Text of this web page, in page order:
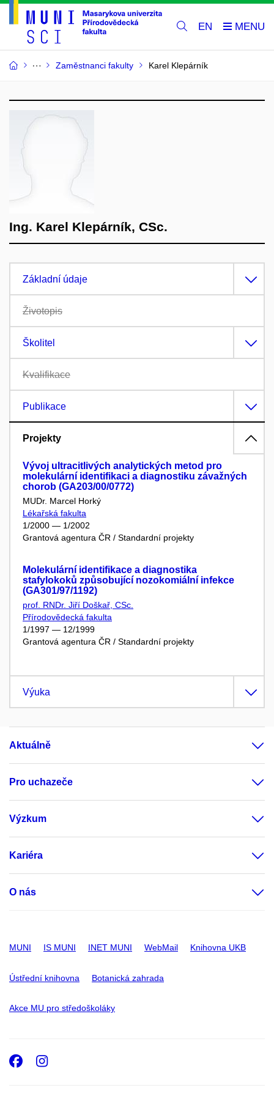
EN
Zaměstnanci fakulty Karel Klepárník
Ing. Karel Klepárník, CSc.
Základní údaje
Životopis
Školitel
Kvalifikace
Publikace
Projekty
Vývoj ultracitlivých analytických metod pro
molekulární identifikaci a diagnostiku závažných
chorob (GA203/00/0772)
MUDr. Marcel Horký
Lékařská fakulta
1/2000 — 1/2002
Grantová agentura ČR / Standardní projekty
Molekulární identifikace a diagnostika
stafylokoků způsobující nozokomiální infekce
(GA301/97/1192)
prof. RNDr. Jiří Doškař, CSc.
Přírodovědecká fakulta
1/1997 — 12/1999
Grantová agentura ČR / Standardní projekty
Výuka
Aktuálně
Pro uchazeče
Výzkum
Kariéra
O nás
MUNI IS MUNI INET MUNI WebMail Knihovna UKB
Ústřední knihovna Botanická zahrada
Akce MU pro středoškoláky
Facebook
Instagram